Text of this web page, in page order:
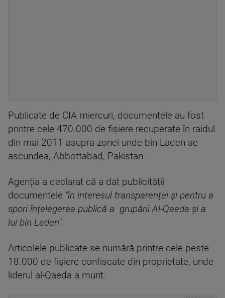
Publicate de CIA miercuri, documentele au fost
printre cele 470.000 de fișiere recuperate în raidul
din mai 2011 asupra zonei unde bin Laden se
ascundea, Abbottabad, Pakistan.
Agenția a declarat că a dat publicității
documentele "în interesul transparenței și pentru a
spori înțelegerea publică a grupării Al-Qaeda și a
lui bin Laden".
Articolele publicate se numără printre cele peste
18.000 de fișiere confiscate din proprietate, unde
liderul al-Qaeda a murit.